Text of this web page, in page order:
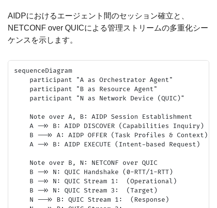
AIDPにおけるエージェント間のセッション確立と、
NETCONF over QUICによる管理ストリームの多重化シー
ケンスを示します。
sequenceDiagram
    participant "A as Orchestrator Agent"
    participant "B as Resource Agent"
    participant "N as Network Device (QUIC)"
    Note over A, B: AIDP Session Establishment
    A ->> B: AIDP DISCOVER (Capabilities Inquiry)
    B -->> A: AIDP OFFER (Task Profiles & Context)
    A ->> B: AIDP EXECUTE (Intent-based Request)
    Note over B, N: NETCONF over QUIC
    B ->> N: QUIC Handshake (0-RTT/1-RTT)
    B ->> N: QUIC Stream 1:  (Operational)
    B ->> N: QUIC Stream 3:  (Target)
    N -->> B: QUIC Stream 1:  (Response)